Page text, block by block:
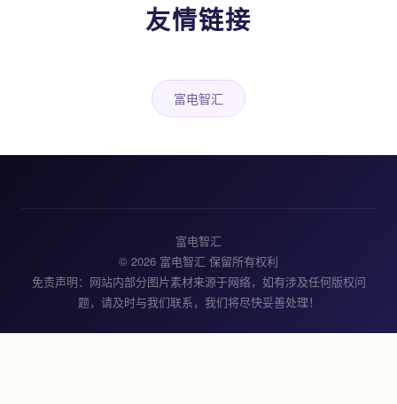
友情链接
富电智汇
富电智汇
© 2026 富电智汇 保留所有权利
免责声明：网站内部分图片素材来源于网络，如有涉及任何版权问
题，请及时与我们联系，我们将尽快妥善处理！